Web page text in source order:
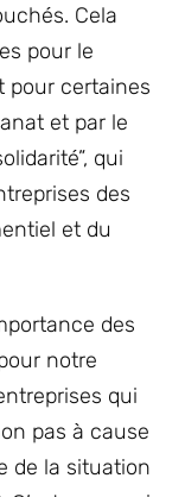
Cela
pour le
pour certaines
et par le
qui
des
et du
des
notre
qui
pas à cause
de la situation